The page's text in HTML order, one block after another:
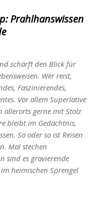
Prahlhanswissen
schärft den Blick für
Wer reist,
Faszinierendes,
Vor allem Superlative
allerorts gerne mit Stolz
bleibt im Gedächtnis,
So oder so ist Reisen
Mal stechen
sind es gravierende
heimischen Sprengel